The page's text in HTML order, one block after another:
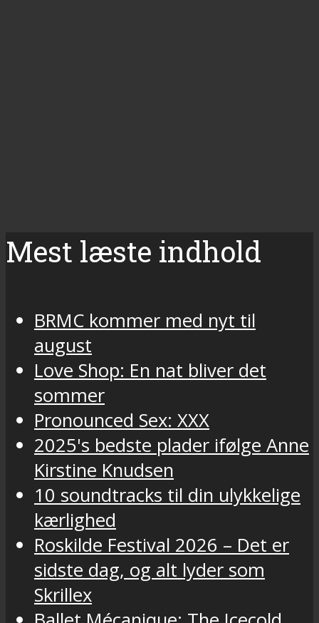
Mest læste indhold
BRMC kommer med nyt til
august
Love Shop: En nat bliver det
sommer
Pronounced Sex: XXX
2025's bedste plader ifølge Anne
Kirstine Knudsen
10 soundtracks til din ulykkelige
kærlighed
Roskilde Festival 2026 – Det er
sidste dag, og alt lyder som
Skrillex